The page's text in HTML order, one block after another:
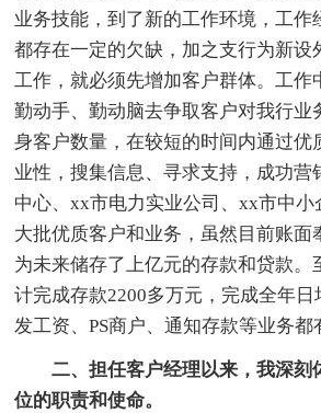
业务技能，到了新的工作环境，工作
都存在一定的欠缺，加之支行为新设
工作，就必须先增加客户群体。工作
勤动手、勤动脑去争取客户对我行业
身客户数量，在较短的时间内通过优
业性，搜集信息、寻求支持，成功营
中心、xx市电力实业公司、xx市中小
大批优质客户和业务，虽然目前账面
为未来储存了上亿元的存款和贷款。
计完成存款2200多万元，完成全年日
发工资、PS商户、通知存款等业务都
二、担任客户经理以来，我深刻
位的职责和使命。